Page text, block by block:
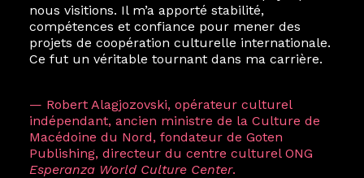
nous visitions. Il m’a apporté stabilité,
compétences et confiance pour mener des
projets de coopération culturelle internationale.
Ce fut un véritable tournant dans ma carrière.
— Robert Alagjozovski, opérateur culturel
indépendant, ancien ministre de la Culture de
Macédoine du Nord, fondateur de Goten
Publishing, directeur du centre culturel ONG
Esperanza World Culture Center.